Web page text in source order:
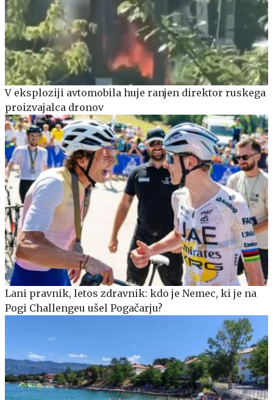
V eksploziji avtomobila huje ranjen direktor ruskega
proizvajalca dronov
Lani pravnik, letos zdravnik: kdo je Nemec, ki je na
Pogi Challengeu ušel Pogačarju?